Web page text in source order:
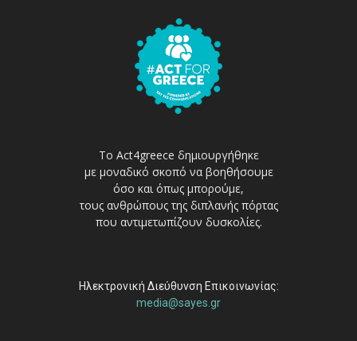
Το Act4greece δημιουργήθηκε
με μοναδικό σκοπό να βοηθήσουμε
όσο και όπως μπορούμε,
τους ανθρώπους της διπλανής πόρτας
που αντιμετωπίζουν δυσκολίες.
Ηλεκτρονική Διεύθυνση Επικοινωνίας:
media@sayes.gr